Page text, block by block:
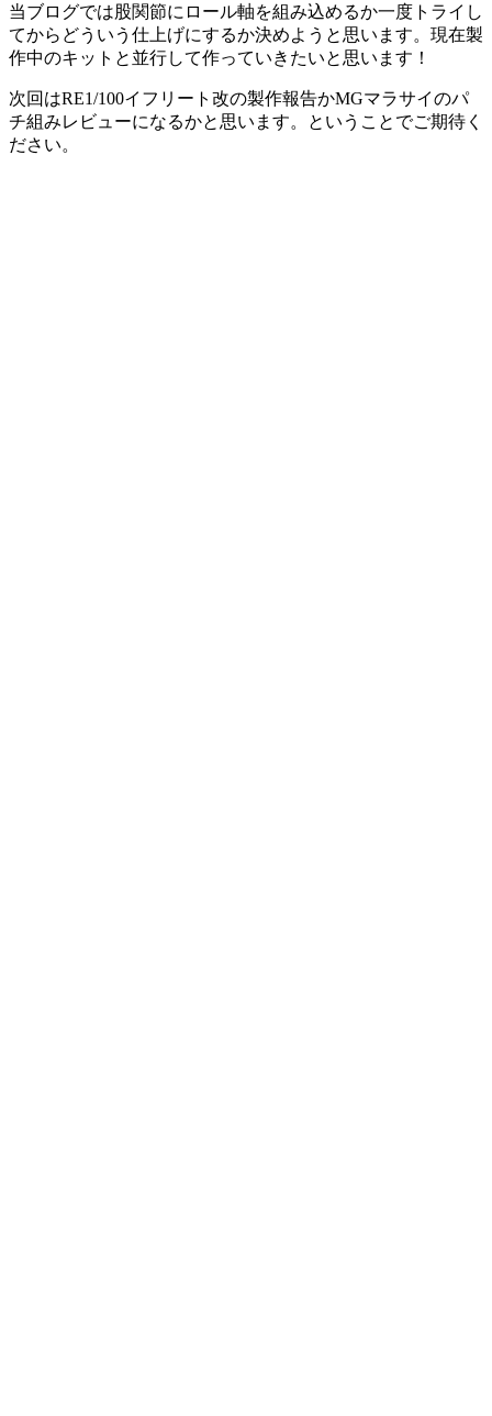
当ブログでは股関節にロール軸を組み込めるか一度トライし
てからどういう仕上げにするか決めようと思います。現在製
作中のキットと並行して作っていきたいと思います！
次回はRE1/100イフリート改の製作報告かMGマラサイのパ
チ組みレビューになるかと思います。ということでご期待く
ださい。